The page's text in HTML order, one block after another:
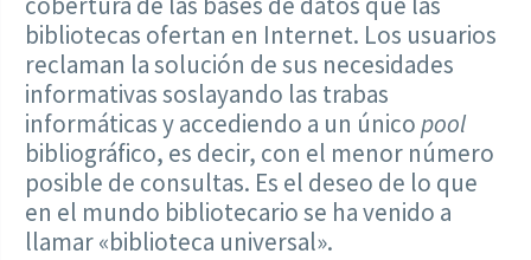
bibliotecas ofertan en Internet. Los usuarios
reclaman la solución de sus necesidades
informativas soslayando las trabas
informáticas y accediendo a un únicopool
bibliográfico, es decir, con el menor número
posible de consultas. Es el deseo de lo que
en el mundo bibliotecario se ha venido a
llamar «biblioteca universal».